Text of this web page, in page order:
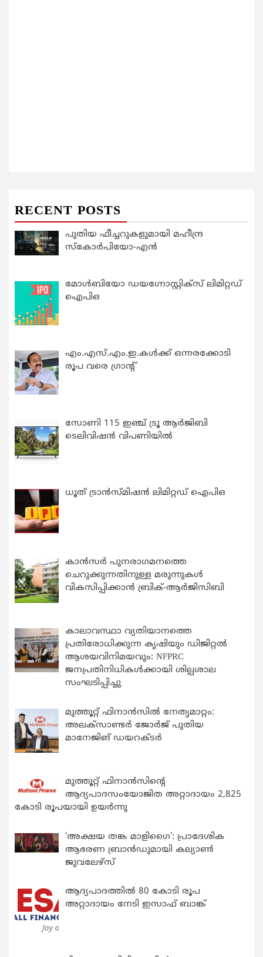
RECENT POSTS
പുതിയ ഫീച്ചറുകളുമായി മഹീന്ദ്ര
സ്കോർപിയോ-എൻ
മോൾബിയോ ഡയഗ്നോസ്റ്റിക്സ് ലിമിറ്റഡ്
ഐപിഒ
എം.എസ്.എം.ഇ.കൾക്ക് ഒന്നരക്കോടി
രൂപ വരെ ഗ്രാന്റ്
സോണി 115 ഇഞ്ച് ട്രൂ ആർജിബി
ടെലിവിഷൻ വിപണിയിൽ
ധൂത് ട്രാൻസ്മിഷൻ ലിമിറ്റഡ് ഐപിഒ
കാന്‍സര്‍ പുനരാഗമനത്തെ
ചെറുക്കുന്നതിനുള്ള മരുന്നുകള്‍
വികസിപ്പിക്കാന്‍ ബ്രിക്-ആര്‍ജിസിബി
കാലാവസ്ഥാ വ്യതിയാനത്തെ
പ്രതിരോധിക്കുന്ന കൃഷിയും ഡിജിറ്റൽ
ആശയവിനിമയവും: NFPRC
ജനപ്രതിനിധികൾക്കായി ശില്പശാല
സംഘടിപ്പിച്ചു
മുത്തൂറ്റ് ഫിനാൻസിൽ നേതൃമാറ്റം:
അലക്സാണ്ടർ ജോർജ് പുതിയ
മാനേജിങ് ഡയറക്ടർ
മുത്തൂറ്റ് ഫിനാൻസിന്റെ
ആദ്യപാദസംയോജിത അറ്റാദായം 2,825
കോടി രൂപയായി ഉയർന്നു
‘അക്ഷയ തങ്ക മാളിഗൈ’: പ്രാദേശിക
ആഭരണ ബ്രാന്‍ഡുമായി കല്യാണ്‍
ജുവലേഴ്‌സ്
ആദ്യപാദത്തിൽ 80 കോടി രൂപ
അറ്റാദായം നേടി ഇസാഫ് ബാങ്ക്